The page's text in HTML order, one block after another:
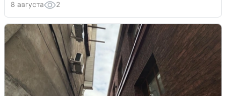
8 августа 2